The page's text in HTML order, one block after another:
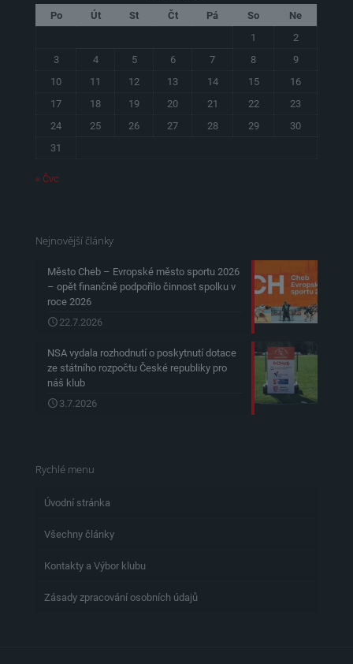
Po Út St Čt Pá So
Ne
1
2
3
4 5 6 7 8
9
10
11 12 13 14 15
16
17
18 19 20 21 22
23
24
25 26 27 28 29
30
31
« Čvc
Nejnovější články
Město Cheb – Evropské město sportu 2026
– opět finančně podpořilo činnost spolku v
roce 2026
22.7.2026
NSA vydala rozhodnutí o poskytnutí dotace
ze státního rozpočtu České republiky pro
náš klub
3.7.2026
Rychlé menu
Úvodní stránka
Všechny články
Kontakty a Výbor klubu
Zásady zpracování osobních údajů